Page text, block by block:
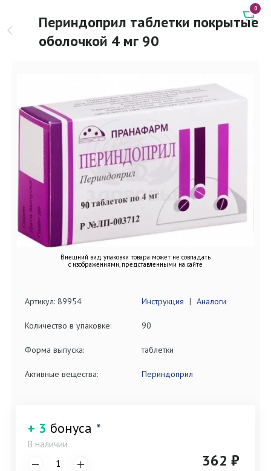
Периндоприл таблетки покрытые
оболочкой 4 мг 90
0
Внешний вид упаковки товара может не совпадать
с изображениями, представленными на сайте
Артикул: 89954 Инструкция | Аналоги
Количество в упаковке: 90
Форма выпуска: таблетки
Активные вещества: Периндоприл
+ 3 бонуса *
В наличии
362 ₽